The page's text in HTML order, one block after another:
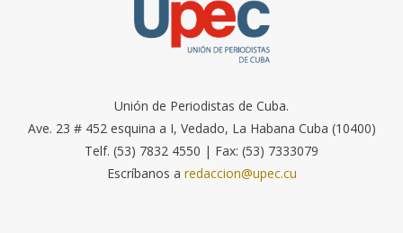
Unión de Periodistas de Cuba.
Ave. 23 # 452 esquina a I, Vedado, La Habana Cuba (10400)
Telf. (53) 7832 4550 | Fax: (53) 7333079
Escríbanos a redaccion@upec.cu